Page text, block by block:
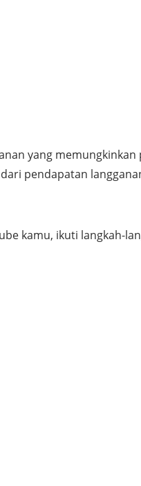
yang
pendapatan
kamu, ikuti langkah-